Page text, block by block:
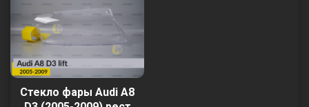
Стекло фары Audi A8